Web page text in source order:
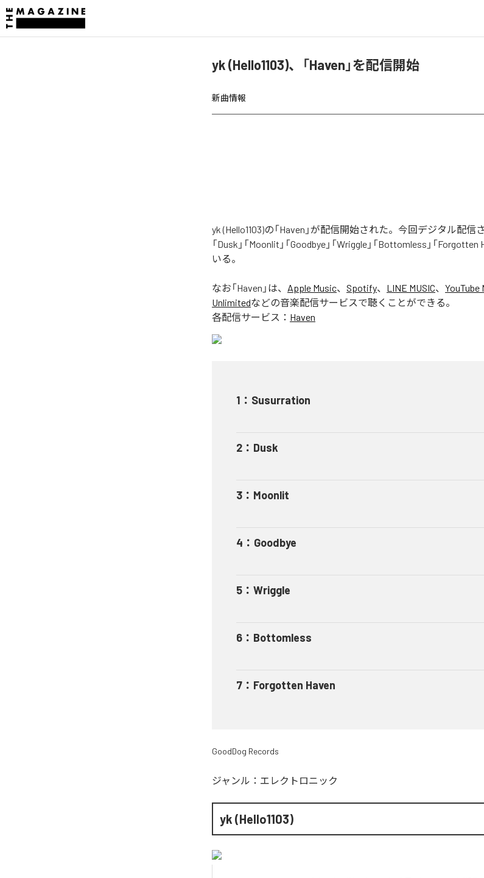
yk (Hello1103)、「Haven」を配信開始
新曲情報
yk (Hello1103)の「Haven」が配信開始された。今回デジタル配信
「Dusk」「Moonlit」「Goodbye」「Wriggle」「Bottomless」「
いる。
なお「Haven 」は、 Apple Music、 Spotify、 LINE MUSIC、 YouTube
Unlimitedなどの音楽配信サービスで聴くことができる。
各配信サービス： Haven
1 ： Susurration
2 ： Dusk
3 ： Moonlit
4 ： Goodbye
5 ： Wriggle
6 ： Bottomless
7 ： Forgotten Haven
GoodDog Records
ジャンル： エレクトロニック
yk (Hello1103)